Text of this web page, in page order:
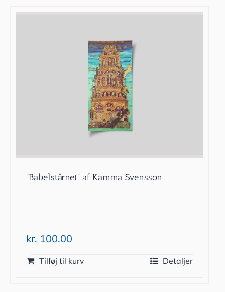
”Babelstårnet” af Kamma Svensson
kr. 100.00
Tilføj til kurv Detaljer